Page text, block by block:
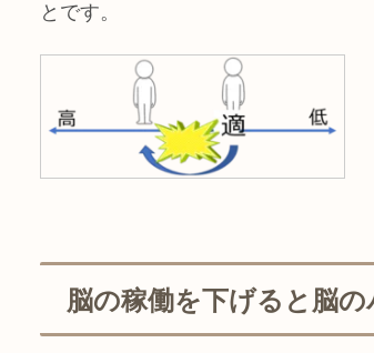
と です。
脳の稼働を下げると脳